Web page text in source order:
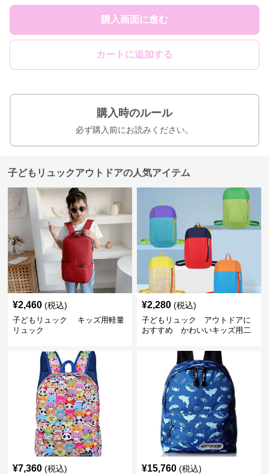
購入画面に進む
カートに追加する
購入時のルール
必ず購入前にお読みください。
子どもリュックアウトドアの人気アイテム
¥2,460 (税込)
子どもリュック キッズ用軽量
リュック
¥2,280 (税込)
子どもリュック アウトドアに
おすすめ かわいいキッズ用二
¥7,360 (税込) ¥15,760 (税込)